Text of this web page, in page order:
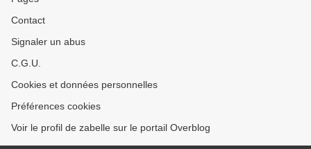
Contact
Signaler un abus
C.G.U.
Cookies et données personnelles
Préférences cookies
Voir le profil de zabelle sur le portail Overblog